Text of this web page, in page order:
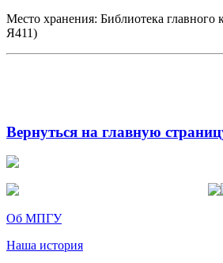
Место хранения: Библиотека
Я411)
Вернуться на главную
Об МПГУ
Наша история